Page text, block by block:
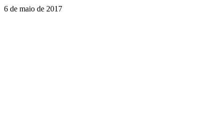
6 de maio de 2017